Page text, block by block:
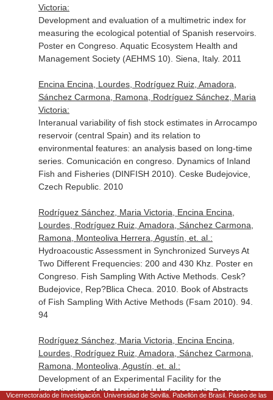
Victoria:
Development and evaluation of a multimetric index for
measuring the ecological potential of Spanish reservoirs.
Poster en Congreso. Aquatic Ecosystem Health and
Management Society (AEHMS 10). Siena, Italy. 2011
Encina Encina, Lourdes, Rodríguez Ruiz, Amadora,
Sánchez Carmona, Ramona, Rodríguez Sánchez, Maria
Victoria:
Interanual variability of fish stock estimates in Arrocampo
reservoir (central Spain) and its relation to
environmental features: an analysis based on long-time
series. Comunicación en congreso. Dynamics of Inland
Fish and Fisheries (DINFISH 2010). Ceske Budejovice,
Czech Republic. 2010
Rodríguez Sánchez, Maria Victoria, Encina Encina,
Lourdes, Rodríguez Ruiz, Amadora, Sánchez Carmona,
Ramona, Monteoliva Herrera, Agustín, et. al.:
Hydroacoustic Assessment in Synchronized Surveys At
Two Different Frequencies: 200 and 430 Khz. Poster en
Congreso. Fish Sampling With Active Methods. Cesk?
Budejovice, Rep?Blica Checa. 2010. Book of Abstracts
of Fish Sampling With Active Methods (Fsam 2010). 94.
94
Rodríguez Sánchez, Maria Victoria, Encina Encina,
Lourdes, Rodríguez Ruiz, Amadora, Sánchez Carmona,
Ramona, Monteoliva, Agustín, et. al.:
Development of an Experimental Facility for the
Investigation of the Horizontal Hydroacoustic Response
Vicerrectorado de Investigación. Universidad de Sevilla. Pabellón de Brasil. Paseo de las